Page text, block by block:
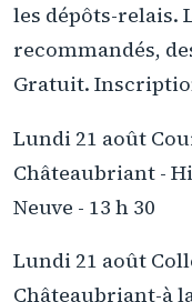
les dépôts-relais.
recommandés,
Gratuit.
Lundi 21 août
Châteaubriant -
Neuve - 13 h 30
Lundi 21 août
Châteaubriant-à